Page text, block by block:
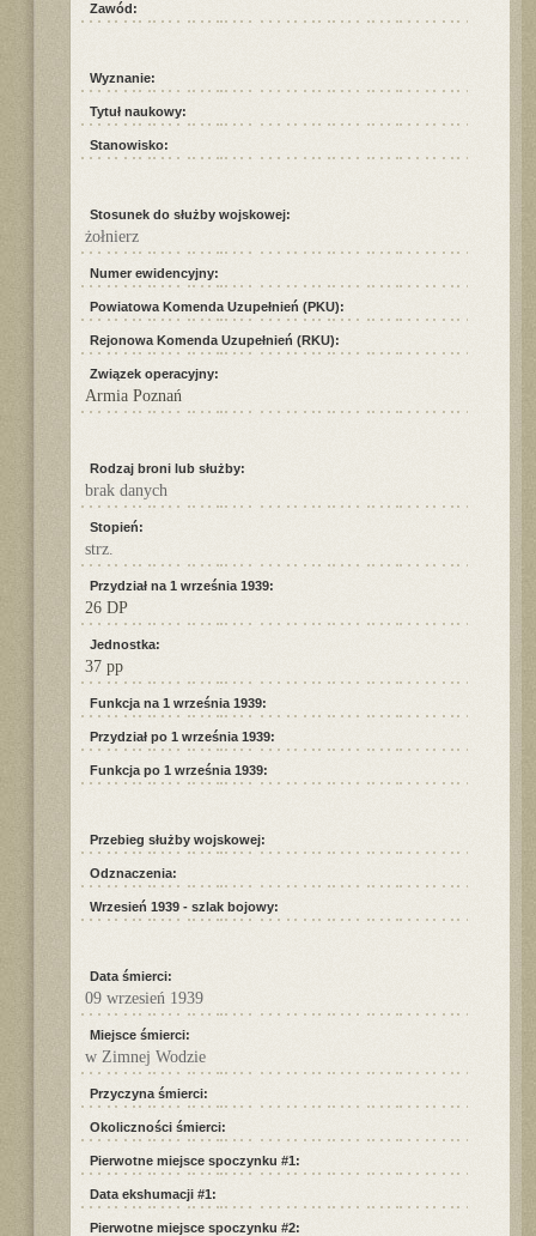
Zawód:
Wyznanie:
Tytuł naukowy:
Stanowisko:
Stosunek do służby wojskowej:
żołnierz
Numer ewidencyjny:
Powiatowa Komenda Uzupełnień (PKU):
Rejonowa Komenda Uzupełnień (RKU):
Związek operacyjny:
Armia Poznań
Rodzaj broni lub służby:
brak danych
Stopień:
strz.
Przydział na 1 września 1939:
26 DP
Jednostka:
37 pp
Funkcja na 1 września 1939:
Przydział po 1 września 1939:
Funkcja po 1 września 1939:
Przebieg służby wojskowej:
Odznaczenia:
Wrzesień 1939 - szlak bojowy:
Data śmierci:
09 wrzesień 1939
Miejsce śmierci:
w Zimnej Wodzie
Przyczyna śmierci:
Okoliczności śmierci:
Pierwotne miejsce spoczynku #1:
Data ekshumacji #1:
Pierwotne miejsce spoczynku #2: